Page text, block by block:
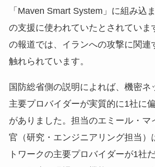
「Maven Smart System」に組み込
の支援に使われていたとされていま
の報道では、イランへの攻撃に関連
触れられています。
国防総省側の説明によれば、機密ネ
主要プロバイダーが実質的に1社に
がありました。担当のエミール・マ
官（研究・エンジニアリング担当）
トワークの主要プロバイダーが1社